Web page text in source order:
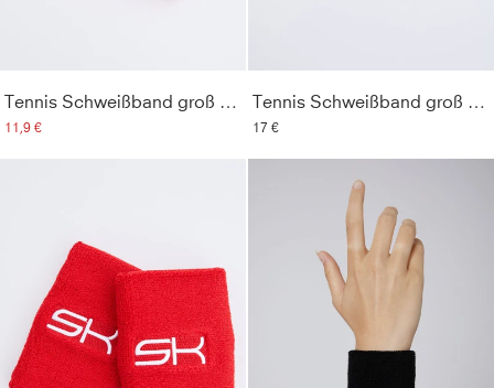
Tennis Schweißband groß 2er Set, orange
11,9 €
Tennis Schweißband groß 2er Set, petrol grün
17 €